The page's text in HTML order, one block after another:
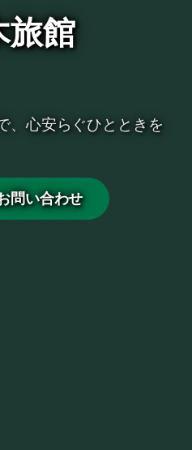
旅館
、心安らぐひとときを
問い合わせ